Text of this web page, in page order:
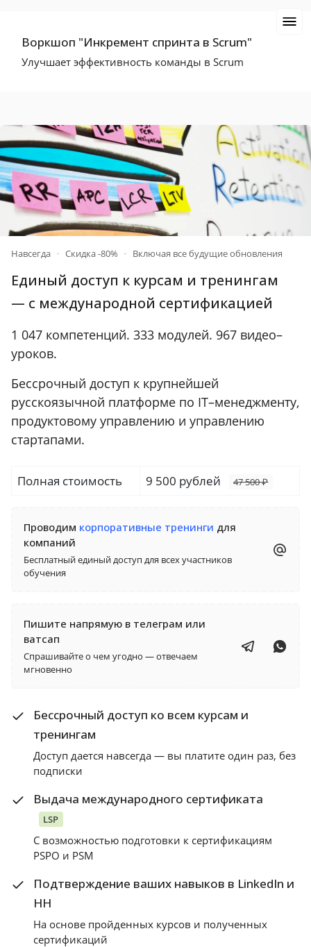
Воркшоп "Инкремент спринта в Scrum"
Улучшает эффективность команды в Scrum
Навсегда • Скидка -80% • Включая все будущие обновления
Единый доступ к курсам и тренингам
— c международной сертификацией
1 047 компетенций. 333 модулей. 967 видео–
уроков.
Бессрочный доступ к крупнейшей
русскоязычной платформе по IT–менеджменту,
продуктовому управлению и управлению
стартапами.
Полная стоимость 9 500 рублей 47 500 ₽
Проводим корпоративные тренинги для
компаний
Бесплатный единый доступ для всех участников
обучения
Пишите напрямую в телеграм или
ватсап
Спрашивайте о чем угодно — отвечаем
мгновенно
Бессрочный доступ ко всем курсам и
тренингам
Доступ дается навсегда — вы платите один раз, без
подписки
Выдача международного сертификата
LSP
С возможностью подготовки к сертификациям
PSPO и PSM
Подтверждение ваших навыков в LinkedIn и
HH
На основе пройденных курсов и полученных
сертификаций